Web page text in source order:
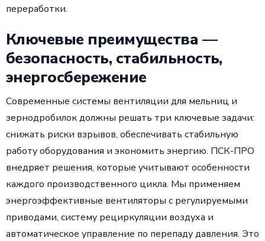
переработки.
Ключевые преимущества —
безопасность, стабильность,
энергосбережение
Современные системы вентиляции для мельниц и
зернодробилок должны решать три ключевые задачи:
снижать риски взрывов, обеспечивать стабильную
работу оборудования и экономить энергию. ПСК-ПРО
внедряет решения, которые учитывают особенности
каждого производственного цикла. Мы применяем
энергоэффективные вентиляторы с регулируемыми
приводами, систему рециркуляции воздуха и
автоматическое управление по перепаду давления. Это